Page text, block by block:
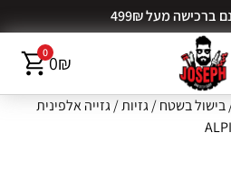
ברכישה מעל 499₪
00₪
בישול בשטח/גזיות/ גזייה אלפינית